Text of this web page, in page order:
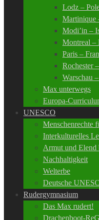
Lodz –
Martinique
Modi’in –
Montreal –
Paris –
Rochester
Warschau
Max unterwegs
Europa-
UNESCO
Menschenrechte
Interkulturelles
Armut und Elend
Nachhaltigkeit
Welterbe
Deutsche
Rudergymnasium
Das Max rudert!
Drachenboot-